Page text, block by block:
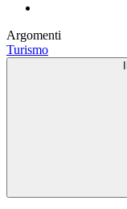
Argomenti
Turismo